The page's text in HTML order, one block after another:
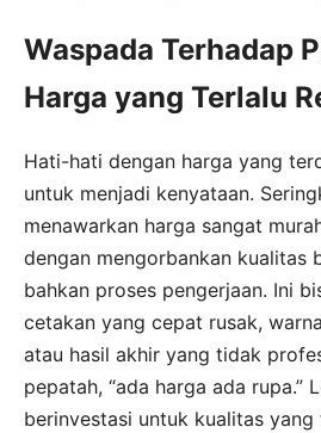
Waspada Terhadap
Harga yang Terlalu
Hati-hati dengan harga yang
untuk menjadi kenyataan.
menawarkan harga sangat
dengan mengorbankan kualitas
bahkan proses pengerjaan. Ini
cetakan yang cepat rusak,
atau hasil akhir yang tidak
pepatah, “ada harga ada rupa.”
berinvestasi untuk kualitas